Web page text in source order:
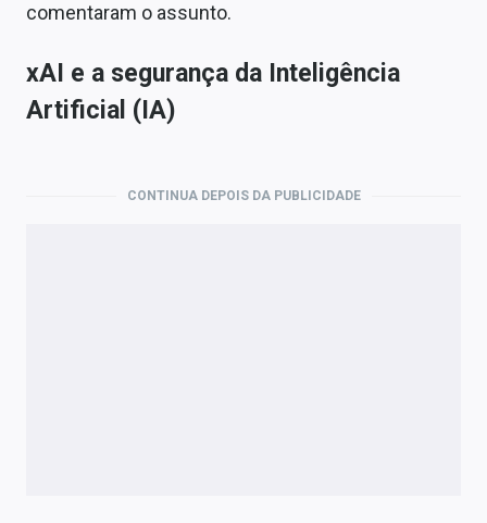
comentaram o assunto.
xAI e a segurança da Inteligência
Artificial (IA)
CONTINUA DEPOIS DA PUBLICIDADE